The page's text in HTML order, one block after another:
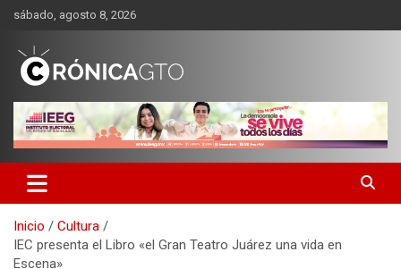
Saltar
contenido
sábado, agosto 8, 2026
CRONICA GUANAJUATO
Inicio
Cultura
IEC presenta el Libro «el Gran Teatro Juárez una vida en
Escena»